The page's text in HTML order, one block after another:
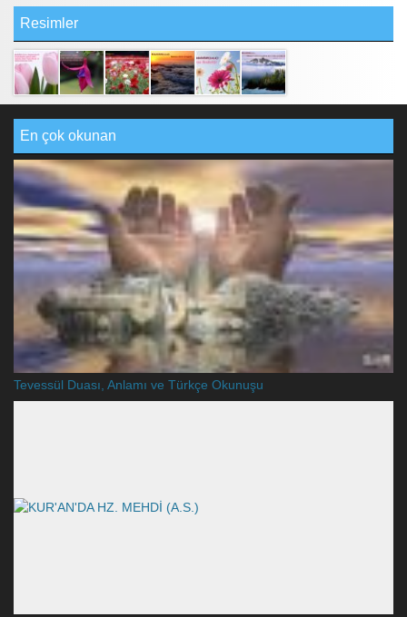
Resimler
En çok okunan
Tevessül Duası, Anlamı ve Türkçe Okunuşu